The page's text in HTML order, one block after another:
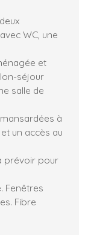
WC, une
et
séjour
salle de
à
un accès au
prévoir pour
Fenêtres
Fibre